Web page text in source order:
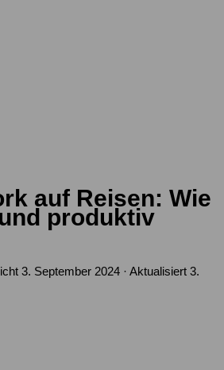
auf Reisen: Wie
produktiv
3. September 2024 · Aktualisiert 3.